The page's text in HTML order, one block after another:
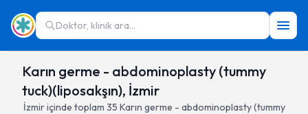
Doktor, klinik ara...
Karın germe - abdominoplasty (tummy
tuck)(liposakşın), İzmir
İzmiriçinde toplam 35 Karın germe - abdominoplasty (tummy